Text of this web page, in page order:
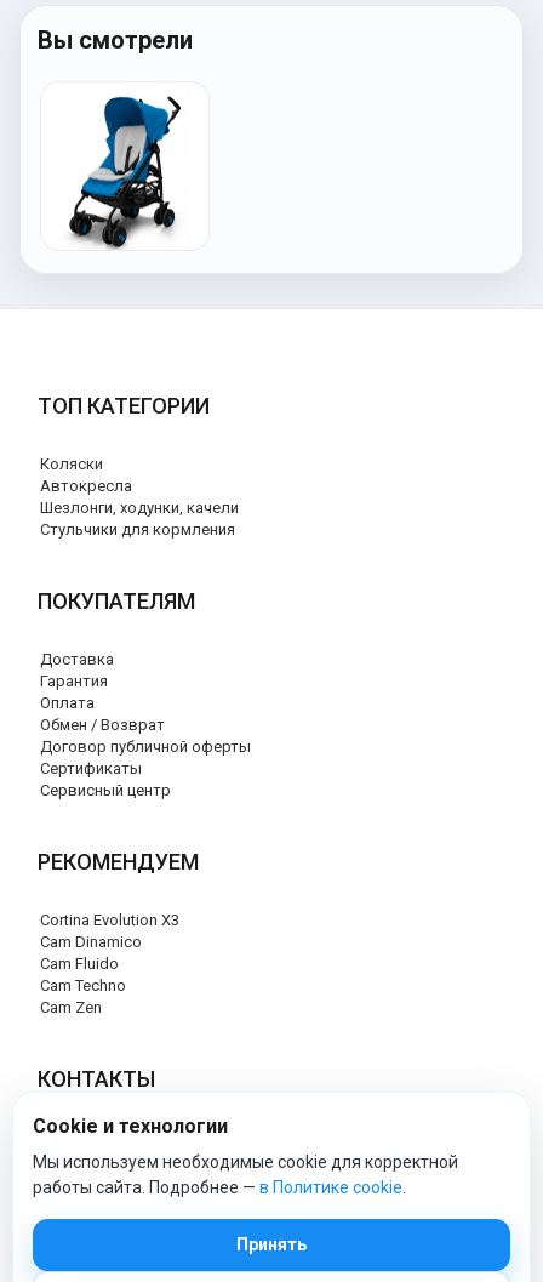
Вы смотрели
ТОП КАТЕГОРИИ
Коляски
Автокресла
Шезлонги, ходунки, качели
Стульчики для кормления
ПОКУПАТЕЛЯМ
Доставка
Гарантия
Оплата
Обмен / Возврат
Договор публичной оферты
Сертификаты
Сервисный центр
РЕКОМЕНДУЕМ
Cortina Evolution X3
Cam Dinamico
Cam Fluido
Cam Techno
Cam Zen
КОНТАКТЫ
+7 (495) 120-29-85
info@cam-official-store.ru
Cookie и технологии
Мы используем необходимые cookie для корректной
работы сайта. Подробнее — в Политике cookie
Принять